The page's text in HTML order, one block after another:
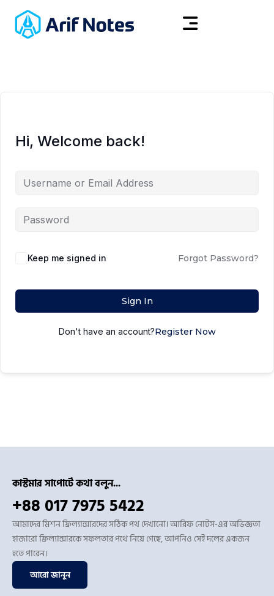
Hi, Welcome back!
Keep me signed in Forgot Password?
Sign In
Don't have an account?Register Now
কাস্টমার সাপোর্টে কথা বলুন...
+88 017 7975 5422
আমাদের মিশন ফ্রিল্যান্সারদের সঠিক পথ দেখানো। আরিফ নোটস-এর অভিজ্ঞতা
হাজারো ফ্রিল্যান্সারকে সফলতার পথে নিয়ে গেছে, আপনিও সেই দলের একজন
হতে পারেন।
আরো জানুন